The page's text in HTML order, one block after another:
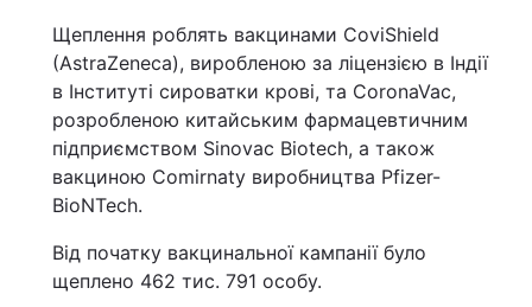
Щеплення роблять вакцинами CoviShield
(AstraZeneca), виробленою за ліцензією в Індії
в Інституті сироватки крові, та CoronaVac,
розробленою китайським фармацевтичним
підприємством Sinovac Biotech, а також
вакциною Comirnaty виробництва Pfizer-
BioNTech.
Від початку вакцинальної кампанії було
щеплено 462 тис. 791 особу.